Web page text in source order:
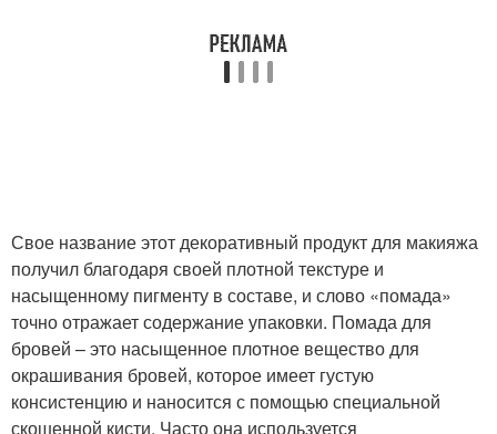
Свое название этот декоративный продукт для макияжа
получил благодаря своей плотной текстуре и
насыщенному пигменту в составе, и слово «помада»
точно отражает содержание упаковки. Помада для
бровей – это насыщенное плотное вещество для
окрашивания бровей, которое имеет густую
консистенцию и наносится с помощью специальной
скошенной кисти. Часто она используется